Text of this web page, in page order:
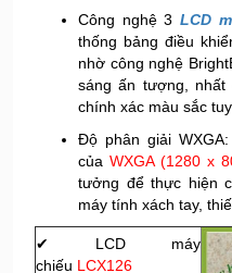
Công nghệ 3 LCD
thống bảng điều
nhờ công nghệ
sáng ấn tượng,
chính xác màu sắc
Độ phân giải
của WXGA (1280 x
tưởng để thực hiện
máy tính xách tay,
✔ LCD máy
chiếu LCX126